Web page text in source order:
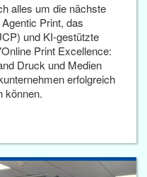
alles um die nächste
Print, das
und KI-gestützte
Print Excellence:
Druck und Medien
erfolgreich
können.